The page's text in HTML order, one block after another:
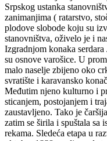
Srpskog ustanka
zanimanjima ( ratarstvo,
plodove slobode koju su
stanovništva, oživelo je i
Izgradnjom konaka
su osnove varošice. U
malo naselje zbijeno oko
svratište i karavansko
Međutim njeno kulturno i
sticanjem, postojanjem i
zaustavljeno. Tako je
zatim se širila i spuštala sa
rekama. Sledeća etapa u